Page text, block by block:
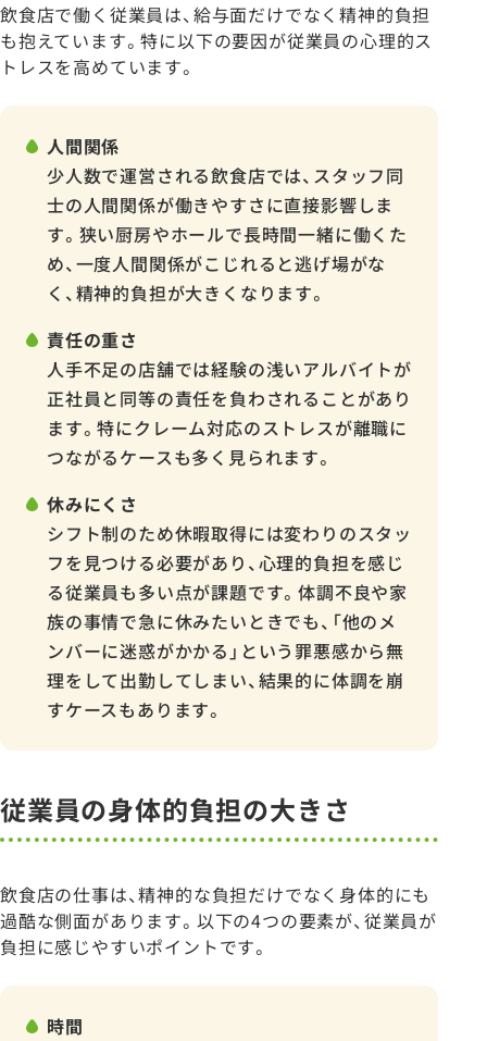
飲食店で働く従業員は、給与面だけでなく精神的負担
も抱えています。特に以下の要因が従業員の心理的ス
トレスを高めています。
人間関係
少人数で運営される飲食店では、スタッフ同
士の人間関係が働きやすさに直接影響しま
す。狭い厨房やホールで長時間一緒に働くた
め、一度人間関係がこじれると逃げ場がな
く、精神的負担が大きくなります。
責任の重さ
人手不足の店舗では経験の浅いアルバイトが
正社員と同等の責任を負わされることがあり
ます。特にクレーム対応のストレスが離職に
つながるケースも多く見られます。
休みにくさ
シフト制のため休暇取得には変わりのスタッ
フを見つける必要があり、心理的負担を感じ
る従業員も多い点が課題です。体調不良や家
族の事情で急に休みたいときでも、「他のメ
ンバーに迷惑がかかる」という罪悪感から無
理をして出勤してしまい、結果的に体調を崩
すケースもあります。
従業員の身体的負担の大きさ
飲食店の仕事は、精神的な負担だけでなく身体的にも
過酷な側面があります。以下の4つの要素が、従業員が
負担に感じやすいポイントです。
時間